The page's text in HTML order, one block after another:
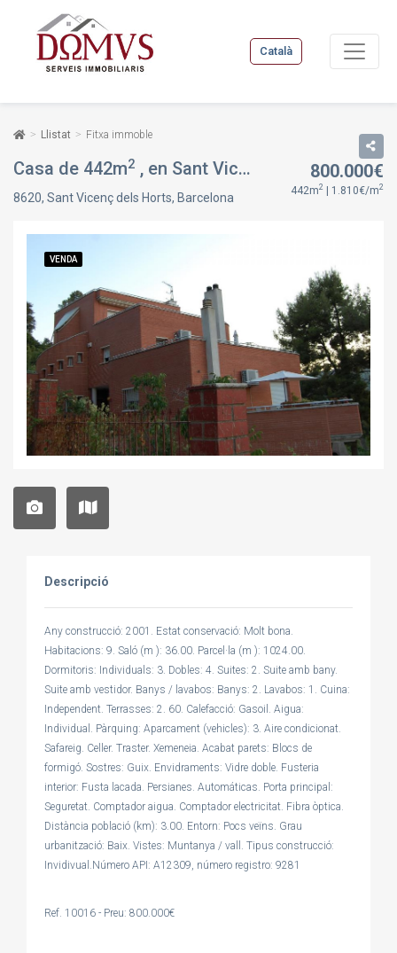
Català
Llistat Fitxa immoble
Casa de 442m2 , en Sant Vicenç dels Horts, Barcelona
8620, Sant Vicenç dels Horts, Barcelona
800.000€
442m2 | 1.810€/m2
VENDA
Descripció
Any construcció: 2001. Estat conservació: Molt bona.
Habitacions: 9. Saló (m ): 36.00. Parcel·la (m ): 1024.00.
Dormitoris: Individuals: 3. Dobles: 4. Suites: 2. Suite amb bany.
Suite amb vestidor. Banys / lavabos: Banys: 2. Lavabos: 1. Cuina:
Independent. Terrasses: 2. 60. Calefacció: Gasoil. Aigua:
Individual. Pàrquing: Aparcament (vehicles): 3. Aire condicionat.
Safareig. Celler. Traster. Xemeneia. Acabat parets: Blocs de
formigó. Sostres: Guix. Envidraments: Vidre doble. Fusteria
interior: Fusta lacada. Persianes. Automáticas. Porta principal:
Seguretat. Comptador aigua. Comptador electricitat. Fibra òptica.
Distància població (km): 3.00. Entorn: Pocs veïns. Grau
urbanització: Baix. Vistes: Muntanya / vall. Tipus construcció:
Invidivual.Número API: A12309, número registro: 9281
Ref. 10016 - Preu: 800.000€